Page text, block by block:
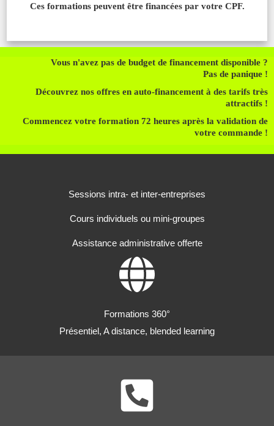
Ces formations peuvent être financées par votre CPF.
Vous n'avez pas de budget de financement disponible ?
Pas de panique !
Découvrez nos offres en auto-financement à des tarifs très
attractifs !
Commencez votre formation 72 heures après la validation de
votre commande !
Sessions intra- et inter-entreprises
Cours individuels ou mini-groupes
Assistance administrative offerte
Formations 360°
Présentiel, A distance, blended learning